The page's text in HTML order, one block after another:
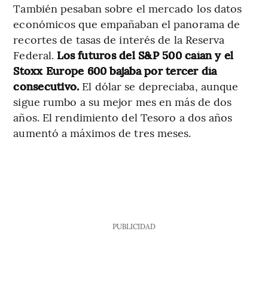
También pesaban sobre el mercado los datos
económicos que empañaban el panorama de
recortes de tasas de interés de la Reserva
Federal. Los futuros del S&P 500 caían y el
Stoxx Europe 600 bajaba por tercer día
consecutivo. El dólar se depreciaba, aunque
sigue rumbo a su mejor mes en más de dos
años. El rendimiento del Tesoro a dos años
aumentó a máximos de tres meses.
PUBLICIDAD